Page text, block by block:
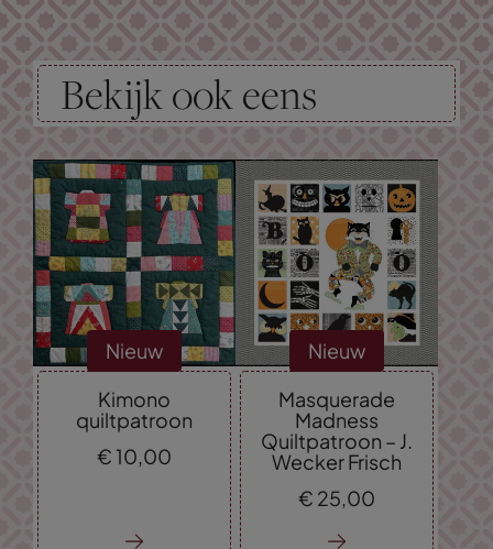
Bekijk ook eens
Nieuw
Kimono
quiltpatroon
€10,00
Nieuw
Masquerade
Madness
Quiltpatroon – J.
Wecker Frisch
€ 25,00